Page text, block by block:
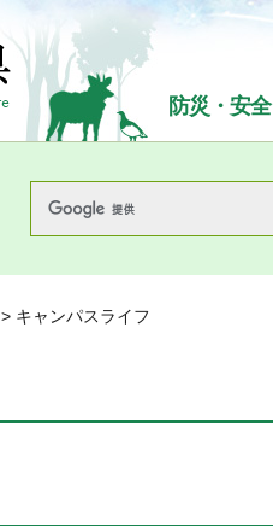
長野県Nagano Prefecture
防災・安全
> キャンパスライフ